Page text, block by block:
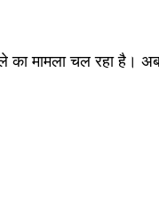
का मामला चल रहा